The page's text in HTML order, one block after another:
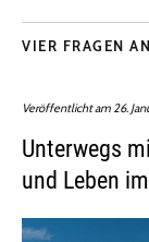
VIER FRAGEN
Veröffentlicht am 26.
Unterwegs
und Leben